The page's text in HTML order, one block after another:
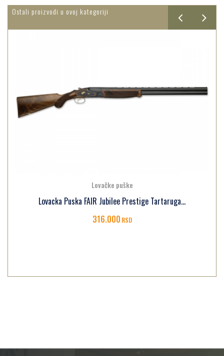
Ostali proizvodi u ovoj kategoriji
Lovačke puške
Lovacka Puska FAIR Jubilee Prestige Tartaruga...
316.000RSD